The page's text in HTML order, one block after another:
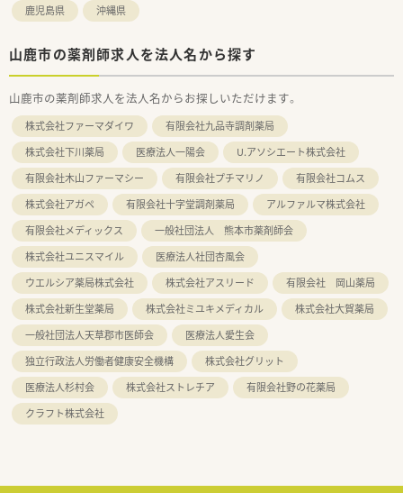
鹿児島県
沖縄県
山鹿市の薬剤師求人を法人名から探す
山鹿市の薬剤師求人を法人名からお探しいただけます。
株式会社ファーマダイワ
有限会社九品寺調剤薬局
株式会社下川薬局
医療法人一陽会
U.アソシエート株式会社
有限会社木山ファーマシー
有限会社プチマリノ
有限会社コムス
株式会社アガペ
有限会社十字堂調剤薬局
アルファルマ株式会社
有限会社メディックス
一般社団法人 熊本市薬剤師会
株式会社ユニスマイル
医療法人社団杏風会
ウエルシア薬局株式会社
株式会社アスリード
有限会社 岡山薬局
株式会社新生堂薬局
株式会社ミユキメディカル
株式会社大賀薬局
一般社団法人天草郡市医師会
医療法人愛生会
独立行政法人労働者健康安全機構
株式会社グリット
医療法人杉村会
株式会社ストレチア
有限会社野の花薬局
クラフト株式会社